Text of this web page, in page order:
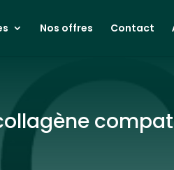
Nos offres Contact